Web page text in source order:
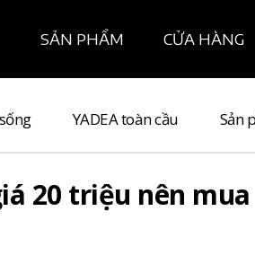
SẢN PHẨM CỬA HÀNG
YADEA toàn cầu Sản
20 triệu nên mua